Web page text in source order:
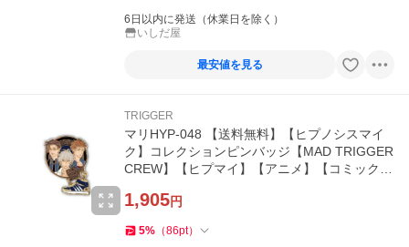
6日以内に発送（休業日を除く）
いしだ屋
最安値を見る
TRIGGER
マリHYP-048 【送料無料】【ヒプノシスマイ
ク】コレクションピンバッジ【MAD TRIGGER
CREW】【ヒプマイ】【アニメ】【コミック】
1,905円
5% （86pt）